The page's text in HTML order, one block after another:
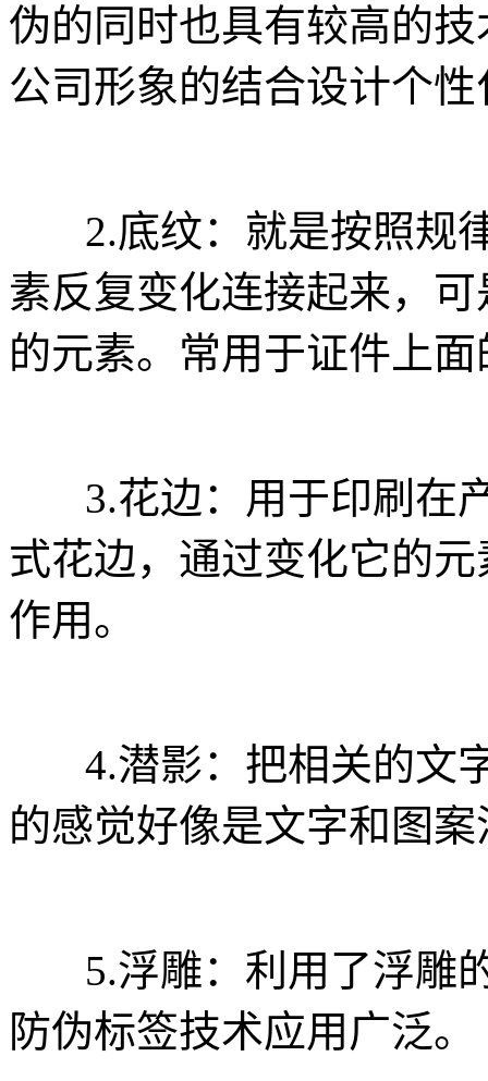
伪的同时也具有较高的
公司形象的结合设计个
2.底纹：就是按照规
素反复变化连接起来，
的元素。常用于证件上
3.花边：用于印刷在
式花边，通过变化它的
作用。
4.潜影：把相关的文
的感觉好像是文字和图
5.浮雕：利用了浮雕
防伪标签技术应用广泛。